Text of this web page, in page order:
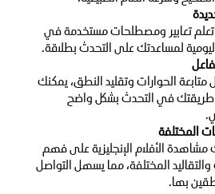
تعابير ومصطلحات مستخدمة في
لمساعدتك على التحدث بطلاقة.
متابعة الحوارات وتقليد النطق، يمكنك
في التحدث بشكل واضح
المختلفة
الأفلام الإنجليزية على فهم
والتقاليد المختلفة، مما يسهل التواصل
بها.